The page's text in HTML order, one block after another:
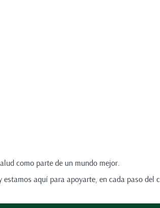
como parte de un mundo mejor.
aquí para apoyarte, en cada paso del